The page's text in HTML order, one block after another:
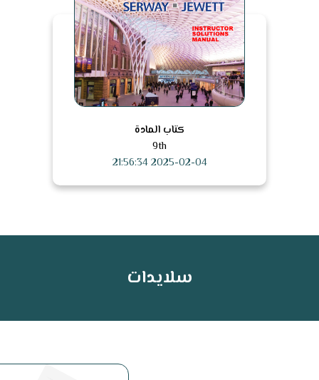
كتاب المادة
9th
2025-02-04 21:56:34
سلايدات